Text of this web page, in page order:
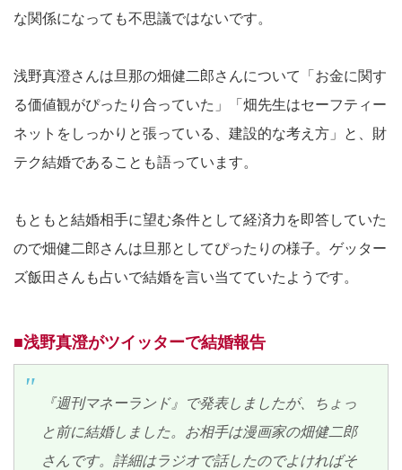
な関係になっても不思議ではないです。
浅野真澄さんは旦那の畑健二郎さんについて「お金に関す
る価値観がぴったり合っていた」「畑先生はセーフティー
ネットをしっかりと張っている、建設的な考え方」と、財
テク結婚であることも語っています。
もともと結婚相手に望む条件として経済力を即答していた
ので畑健二郎さんは旦那としてぴったりの様子。ゲッター
ズ飯田さんも占いで結婚を言い当てていたようです。
■浅野真澄がツイッターで結婚報告
『週刊マネーランド』で発表しましたが、ちょっ
と前に結婚しました。お相手は漫画家の畑健二郎
さんです。詳細はラジオで話したのでよければそ